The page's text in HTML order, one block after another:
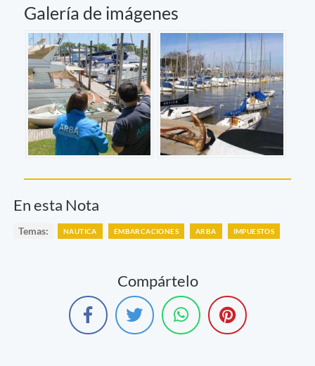
Galería de imágenes
En esta Nota
Temas: NAUTICA EMBARCACIONES ARBA IMPUESTOS
Compártelo